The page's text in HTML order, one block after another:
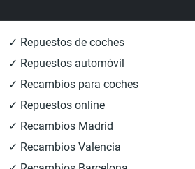
✓ Repuestos de coches
✓ Repuestos automóvil
✓ Recambios para coches
✓ Repuestos online
✓ Recambios Madrid
✓ Recambios Valencia